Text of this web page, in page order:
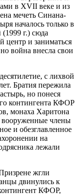
в XVII веке и из
мечеть Синана-
началось только в
г.) сюда
центр и заниматься
война внесла свои
с лихвой
Братия пережила
но понеся
контингента КФОР
монаха Харитона
вооруженные члены
и обезглавленное
на
лежали
жгли
двинулись к
КФОР,